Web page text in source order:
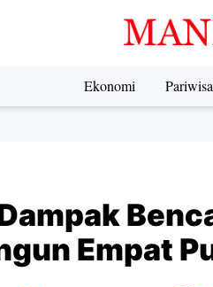
Ekonomi
Empat